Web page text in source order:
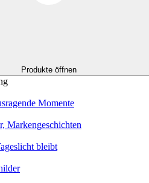
Produkte öffnen
Momente
Markengeschichten
bleibt